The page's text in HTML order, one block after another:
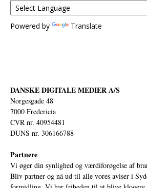
Powered by Translate
DANSKE DIGITALE MEDIER A/S
Norgesgade 48
7000 Fredericia
CVR nr. 40954481
DUNS nr. 306166788
Partnere
Vi øger din synlighed og værdiforøgelse af
Bliv partner og nå ud til alle vores aviser i